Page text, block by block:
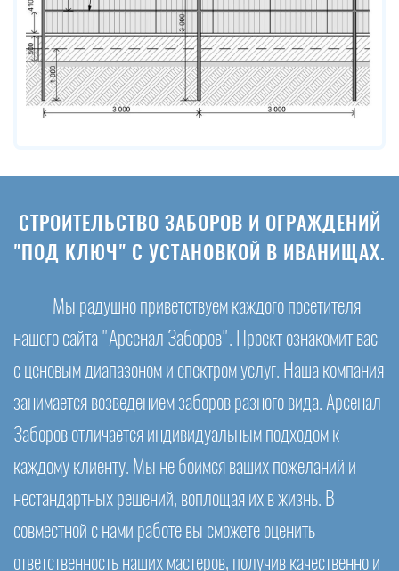
СТРОИТЕЛЬСТВО ЗАБОРОВ И ОГРАЖДЕНИЙ
"ПОД КЛЮЧ" С УСТАНОВКОЙ В ИВАНИЩАХ.
Мы радушно приветствуем каждого посетителя
нашего сайта "Арсенал Заборов". Проект ознакомит вас
с ценовым диапазоном и спектром услуг. Наша компания
занимается возведением заборов разного вида. Арсенал
Заборов отличается индивидуальным подходом к
каждому клиенту. Мы не боимся ваших пожеланий и
нестандартных решений, воплощая их в жизнь. В
совместной с нами работе вы сможете оценить
ответственность наших мастеров, получив качественно и